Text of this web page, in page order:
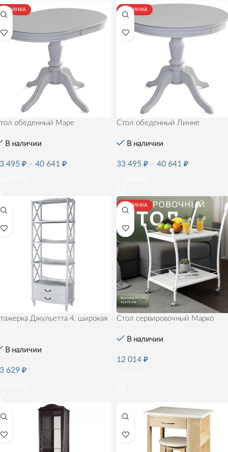
НОВИНКА
обеденный Маре
В наличии
495 ₽ – 40 641 ₽
НОВИНКА
Стол обеденный Линне
В наличии
33 495 ₽ – 40 641 ₽
Джульетта 4, широкая
В наличии
629 ₽
НОВИНКА
Стол сервировочный Марко
В наличии
12 014 ₽